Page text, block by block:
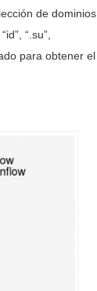
de dominios
“.su”,
para obtener el